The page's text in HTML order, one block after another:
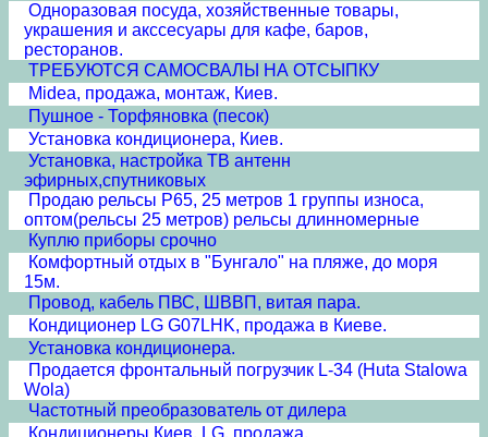
Одноразовая посуда, хозяйственные товары,
украшения и акссесуары для кафе, баров,
ресторанов.
ТРЕБУЮТСЯ САМОСВАЛЫ НА ОТСЫПКУ
Midea, продажа, монтаж, Киев.
Пушное - Торфяновка (песок)
Установка кондиционера, Киев.
Установка, настройка ТВ антенн
эфирных,спутниковых
Продаю рельсы Р65, 25 метров 1 группы износа,
оптом(рельсы 25 метров) рельсы длинномерные
Куплю приборы срочно
Комфортный отдых в "Бунгало" на пляже, до моря
15м.
Провод, кабель ПВС, ШВВП, витая пара.
Кондиционер LG G07LHK, продажа в Киеве.
Установка кондиционера.
Продается фронтальный погрузчик L-34 (Huta Stalowa
Wola)
Частотный преобразователь от дилера
Кондиционеры Киев, LG, продажа.